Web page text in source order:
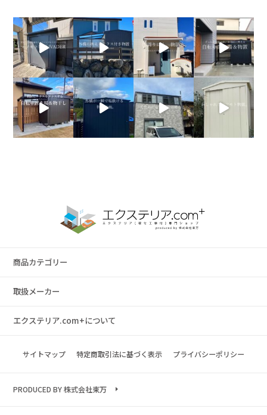
商品カテゴリー
取扱メーカー
エクステリア.com+について
サイトマップ 特定商取引法に基づく表示 プライバシーポリシー
PRODUCED BY 株式会社東万